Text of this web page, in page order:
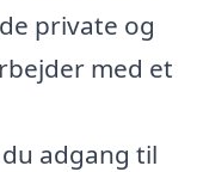
private og
med et
adgang til